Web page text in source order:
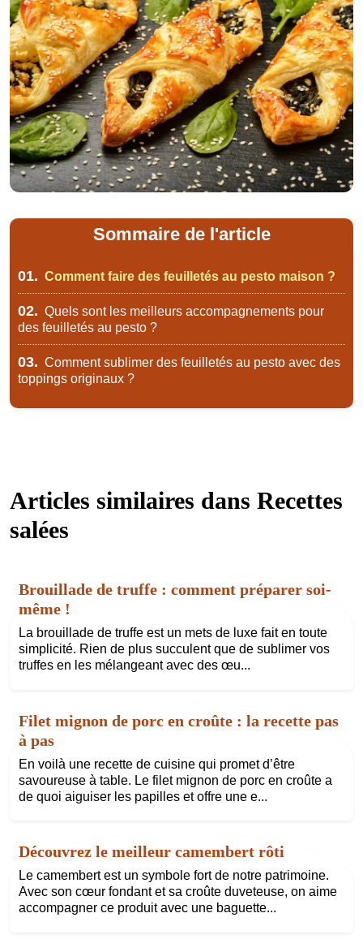
Sommaire de l'article
01. Comment faire des feuilletés au pesto maison ?
02. Quels sont les meilleurs accompagnements pour
des feuilletés au pesto ?
03. Comment sublimer des feuilletés au pesto avec des
toppings originaux ?
Articles similaires dans Recettes
salées
Brouillade de truffe : comment préparer soi-
même !
La brouillade de truffe est un mets de luxe fait en toute
simplicité. Rien de plus succulent que de sublimer vos
truffes en les mélangeant avec des œu...
Filet mignon de porc en croûte : la recette pas
à pas
En voilà une recette de cuisine qui promet d’être
savoureuse à table. Le filet mignon de porc en croûte a
de quoi aiguiser les papilles et offre une e...
Découvrez le meilleur camembert rôti
Le camembert est un symbole fort de notre patrimoine.
Avec son cœur fondant et sa croûte duveteuse, on aime
accompagner ce produit avec une baguette...